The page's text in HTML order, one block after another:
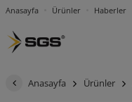
Anasayfa Ürünler Haberler
Anasayfa Ürünler